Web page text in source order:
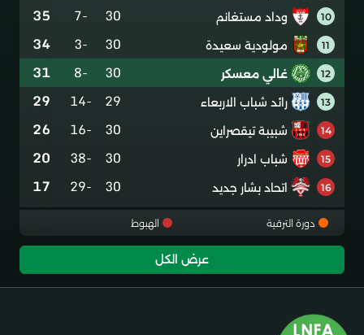
10 وداد مستغانم 30
-7
35
11 مولودية سعيدة 30
-3
34
12 غالي معسكر 30
-8
31
13 رائد شباب الاربعاء 29
-14
29
14 شبيبة تيقصراين 30
-16
26
15 شباب ادرار 30
-38
20
16 اتحاد بشار جديد 30
-29
17
دورة الترقية الهبوط
عرض الكل